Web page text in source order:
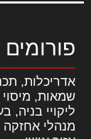
פורומים
אדריכלות,
שמאות, מיסוי
ליקויי בניה,
מנהלי אחזקה